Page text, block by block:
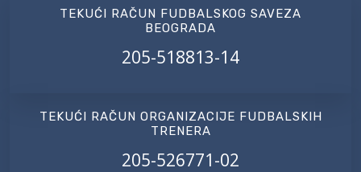
TEKUĆI RAČUN FUDBALSKOG SAVEZA
BEOGRADA
205-518813-14
TEKUĆI RAČUN ORGANIZACIJE FUDBALSKIH
TRENERA
205-526771-02